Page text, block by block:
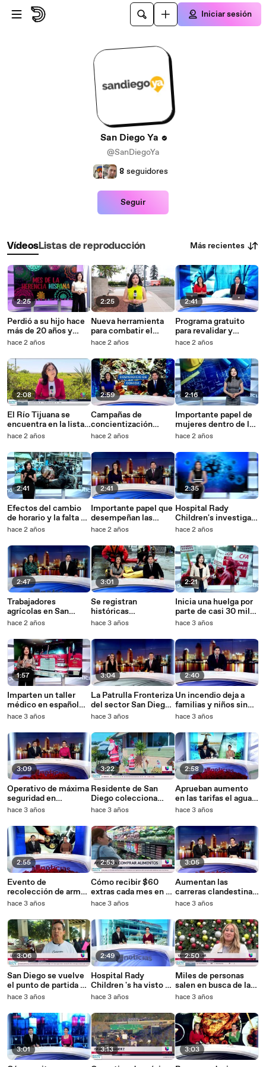
Saltar al contenido principal
Iniciar sesión
San Diego Ya
@SanDiegoYa
8 seguidores
Seguir
VídeosListas de reproducción Más recientes
2:25
Perdió a su hijo hace
más de 20 años y
ahora se encarga de
familias
hace 2 años
2:08
El Río Tijuana se
encuentra en la lista
de los 10 ríos más
Estados Unidos
hace 2 años
2:41
Efectos del cambio
de horario y la falta de
sueño en el cuerpo
hace 2 años
2:47
Trabajadores
agrícolas en San
Ysidro perdieron toda
inundaciones
hace 2 años
1:57
Imparten un taller
médico en español
para socorristas de
hace 3 años
3:09
Operativo de máxima
seguridad en
carreteras durante
hace 3 años
2:55
Evento de
recolección de armas
de fuego a cambio de
hace 3 años
3:06
San Diego se vuelve
el punto de partida de
la caravana "Todos
hace 3 años
3:01
2:25
Nueva herramienta
para combatir el
crimen en National
hace 2 años
2:59
Campañas de
concientización
sobre el desperdicio
hace 2 años
2:41
Importante papel que
desempeñan las
mujeres dentro de la
hace 2 años
3:01
Se registran
históricas
inundaciones en San
hace 3 años
3:04
La Patrulla Fronteriza
del sector San Diego
recibe un distinguido
hace 3 años
3:22
Residente de San
Diego colecciona
cientos de Santa
su hijo
hace 3 años
2:53
Cómo recibir $60
extras cada mes en tu
tarjeta EBT de
hace 3 años
2:49
Hospital Rady
Children 's ha visto un
preocupante
mentales infantiles
hace 3 años
3:13
2:41
Programa gratuito
para revalidar y
ejercer la carrera de
Diego
hace 2 años
2:16
Importante papel de
mujeres dentro de la
construcción en San
hace 2 años
2:35
Hospital Rady
Children's investiga
el COVID-19 a largo
hispana
hace 2 años
2:21
Inicia una huelga por
parte de casi 30 mil
maestros de
Estatales de
California
hace 3 años
2:40
Un incendio deja a
familias y niños sin
hogar un día antes de
hace 3 años
2:58
Aprueban aumento
en las tarifas el agua
para residentes al sur
hace 3 años
3:05
Aumentan las
carreras clandestinas
en las calles de San
hace 3 años
2:50
Miles de personas
salen en busca de las
ofertas en este
hace 3 años
3:03